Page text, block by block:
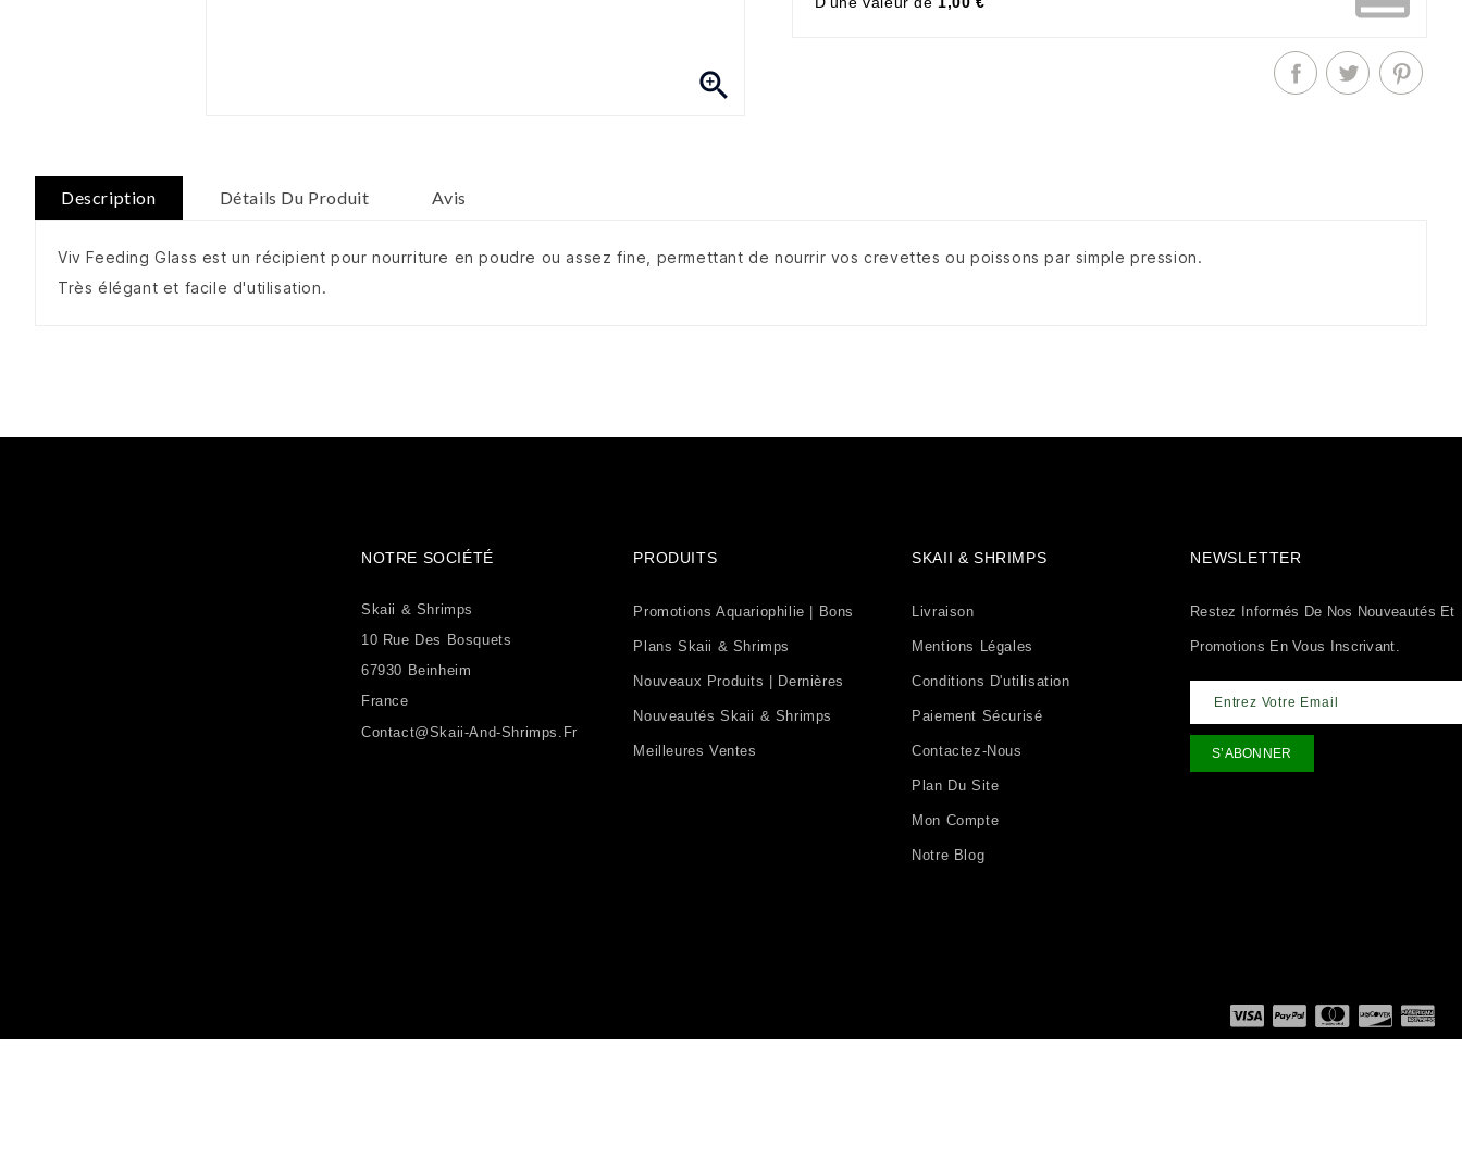

Description Détails Du Produit Avis
Viv Feeding Glass est un récipient pour nourriture en poudre ou assez fine, permettant de nourrir vos crevettes ou poissons par simple pression.
Très élégant et facile d'utilisation.
NOTRE SOCIÉTÉ
Skaii & Shrimps
10 Rue Des Bosquets
67930 Beinheim
France
Contact@skaii-And-Shrimps.fr
PRODUITS
Promotions Aquariophilie | Bons
Plans Skaii & Shrimps
Nouveaux Produits | Dernières
Nouveautés Skaii & Shrimps
Meilleures Ventes
SKAII & SHRIMPS
Livraison
Mentions Légales
Conditions D'utilisation
Paiement Sécurisé
Contactez-Nous
Plan Du Site
Mon Compte
Notre Blog
NEWSLETTER
Restez Informés De Nos Nouveautés Et
Promotions En Vous Inscrivant.